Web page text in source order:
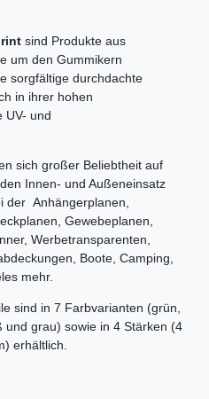
sind Produkte aus
um den Gummikern
sorgfältige durchdachte
in ihrer hohen
UV- und
sich großer Beliebtheit auf
Innen- und Außeneinsatz
der Anhängerplanen,
Gewebeplanen,
Werbetransparenten,
Boote, Camping,
mehr.
sind in 7 Farbvarianten (grün,
und grau) sowie in 4 Stärken (4
erhältlich.